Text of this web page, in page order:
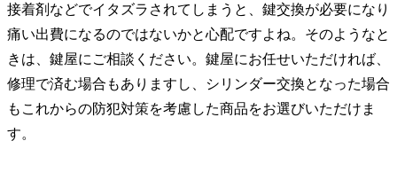
接着剤などでイタズラされてしまうと、鍵交換が必要になり
痛い出費になるのではないかと心配ですよね。そのようなと
きは、鍵屋にご相談ください。鍵屋にお任せいただければ、
修理で済む場合もありますし、シリンダー交換となった場合
もこれからの防犯対策を考慮した商品をお選びいただけま
す。